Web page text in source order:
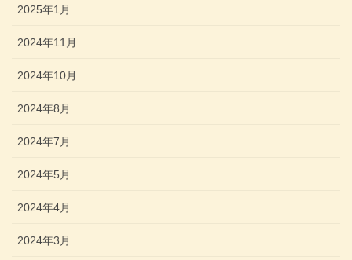
2025年1月
2024年11月
2024年10月
2024年8月
2024年7月
2024年5月
2024年4月
2024年3月